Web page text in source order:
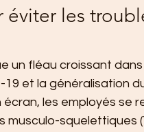
les
un fléau croissant
19 et la généralisation
les employés se
squelettiques